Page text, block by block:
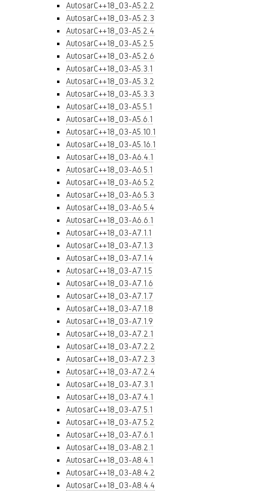
AutosarC++18_03-A5.2.2
AutosarC++18_03-A5.2.3
AutosarC++18_03-A5.2.4
AutosarC++18_03-A5.2.5
AutosarC++18_03-A5.2.6
AutosarC++18_03-A5.3.1
AutosarC++18_03-A5.3.2
AutosarC++18_03-A5.3.3
AutosarC++18_03-A5.5.1
AutosarC++18_03-A5.6.1
AutosarC++18_03-A5.10.1
AutosarC++18_03-A5.16.1
AutosarC++18_03-A6.4.1
AutosarC++18_03-A6.5.1
AutosarC++18_03-A6.5.2
AutosarC++18_03-A6.5.3
AutosarC++18_03-A6.5.4
AutosarC++18_03-A6.6.1
AutosarC++18_03-A7.1.1
AutosarC++18_03-A7.1.3
AutosarC++18_03-A7.1.4
AutosarC++18_03-A7.1.5
AutosarC++18_03-A7.1.6
AutosarC++18_03-A7.1.7
AutosarC++18_03-A7.1.8
AutosarC++18_03-A7.1.9
AutosarC++18_03-A7.2.1
AutosarC++18_03-A7.2.2
AutosarC++18_03-A7.2.3
AutosarC++18_03-A7.2.4
AutosarC++18_03-A7.3.1
AutosarC++18_03-A7.4.1
AutosarC++18_03-A7.5.1
AutosarC++18_03-A7.5.2
AutosarC++18_03-A7.6.1
AutosarC++18_03-A8.2.1
AutosarC++18_03-A8.4.1
AutosarC++18_03-A8.4.2
AutosarC++18_03-A8.4.4